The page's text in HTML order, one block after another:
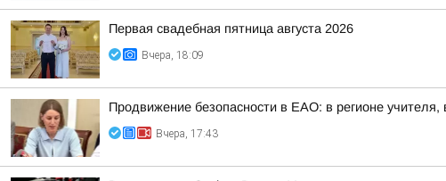
Первая свадебная пятница августа 2026
Вчера, 18:09
Продвижение безопасности в ЕАО: в регионе
Вчера, 17:43